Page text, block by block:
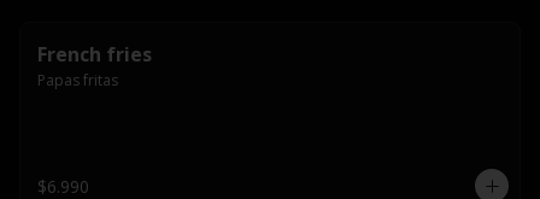
French fries
Papas fritas
$6.990